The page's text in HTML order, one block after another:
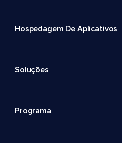
Hospedagem De Aplicativos
Soluções
Programa